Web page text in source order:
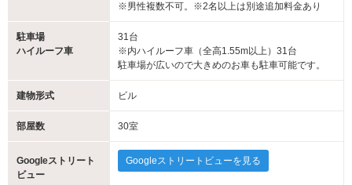
※男性複数不可。※2名以上は別途追加料金あり
駐車場
ハイルーフ車
31台
※内ハイルーフ車（全高1.55m以上）31台
駐車場が広いので大きめのお車も駐車可能です。
建物形式 ビル
部屋数 30室
Googleストリート
ビュー
Googleストリートビューを見る